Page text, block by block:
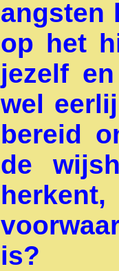
angsten
op het
jezelf
wel
bereid
de
is?